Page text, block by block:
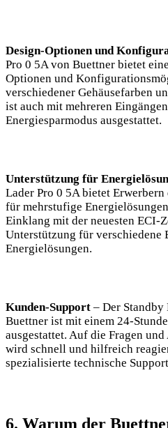
Design-Optionen und
Pro 0 5A‌ von Buettner ‌bietet
Optionen und
verschiedener Gehäusefarben
ist auch mit mehreren⁣
Energiesparmodus ausgestattet.
Unterstützung für
Lader Pro ⁢0 ‍5A bietet
für‍ mehrstufige
Einklang mit ​der neuesten ECI-
Unterstützung für verschiedene​
Energielösungen.
Kunden-Support – Der‌ Standby
Buettner ist ‍mit⁢ einem 24-
ausgestattet. Auf die Fragen
wird schnell und hilfreich
spezialisierte technische‍
6. Warum der